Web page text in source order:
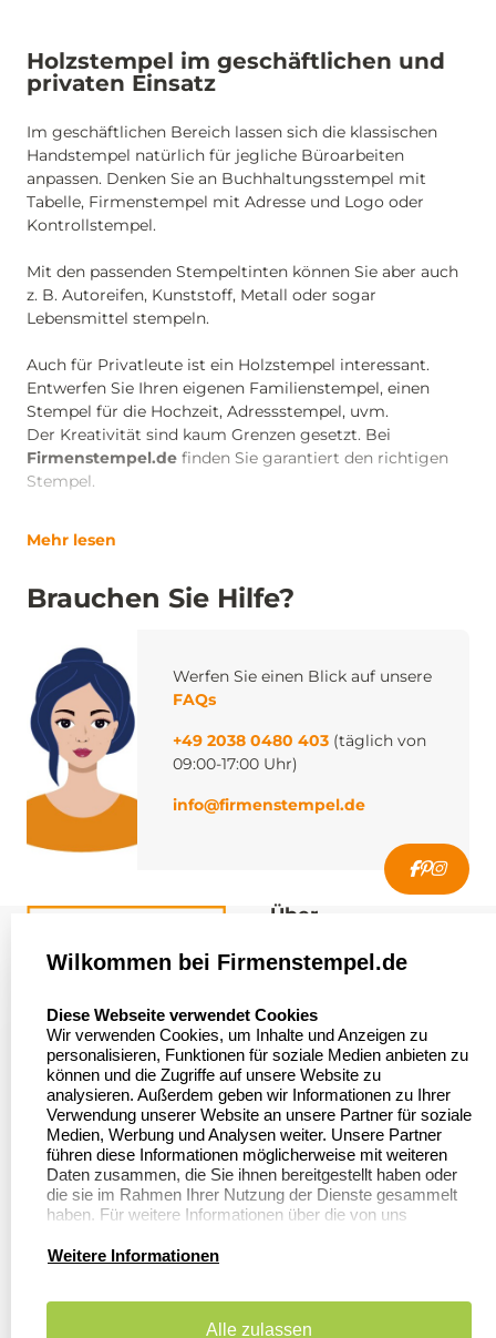
Holzstempel im geschäftlichen und
privaten Einsatz
Im geschäftlichen Bereich lassen sich die klassischen
Handstempel natürlich für jegliche Büroarbeiten
anpassen. Denken Sie an Buchhaltungsstempel mit
Tabelle, Firmenstempel mit Adresse und Logo oder
Kontrollstempel.
Mit den passenden Stempeltinten können Sie aber auch
z. B. Autoreifen, Kunststoff, Metall oder sogar
Lebensmittel stempeln.
Auch für Privatleute ist ein Holzstempel interessant.
Entwerfen Sie Ihren eigenen Familienstempel, einen
Stempel für die Hochzeit, Adressstempel, uvm.
Der Kreativität sind kaum Grenzen gesetzt. Bei
Firmenstempel.de finden Sie garantiert den richtigen
Stempel.
Mehr lesen
Brauchen Sie Hilfe?
Werfen Sie einen Blick auf unsere
FAQs
+49 2038 0480 403 (täglich von
09:00-17:00 Uhr)
info@firmenstempel.de
Asterlager Straße 97
47228 Duisburg
Deutschland
Über
Über uns
Bewerten Sie uns
Sitemap
Stempel in
Deutschland
Informationen
Dateivorgaben
FAQ
Kundenservice
Zahlung & Versand
Wilkommen bei Firmenstempel.de
Diese Webseite verwendet Cookies
Wir verwenden Cookies, um Inhalte und Anzeigen zu
personalisieren, Funktionen für soziale Medien anbieten zu
können und die Zugriffe auf unsere Website zu
analysieren. Außerdem geben wir Informationen zu Ihrer
Verwendung unserer Website an unsere Partner für soziale
Medien, Werbung und Analysen weiter. Unsere Partner
führen diese Informationen möglicherweise mit weiteren
Daten zusammen, die Sie ihnen bereitgestellt haben oder
die sie im Rahmen Ihrer Nutzung der Dienste gesammelt
haben. Für weitere Informationen über die von uns
Datenschutzerklärung.
Weitere Informationen
Alle zulassen